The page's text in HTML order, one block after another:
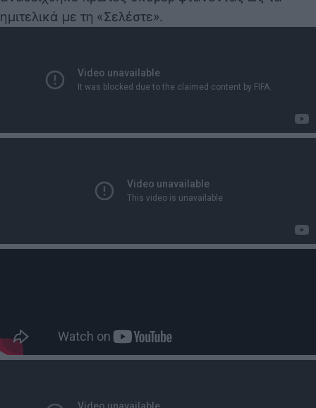
ημιτελικά με τη «Σελέστε».